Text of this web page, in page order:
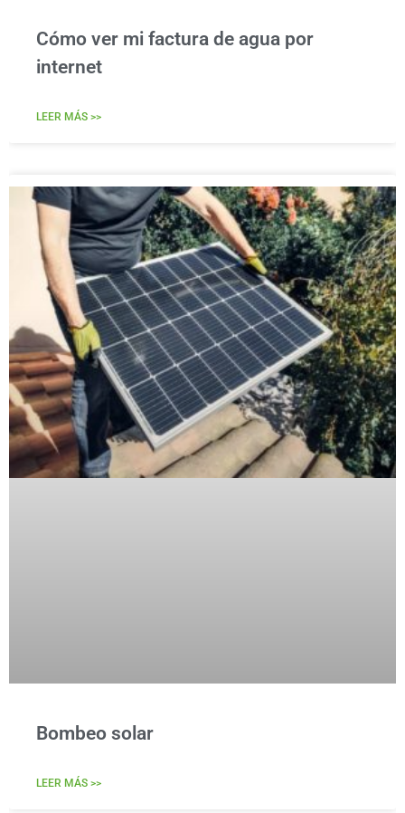
Cómo ver mi factura de agua por
internet
LEER MÁS >>
Bombeo solar
LEER MÁS >>